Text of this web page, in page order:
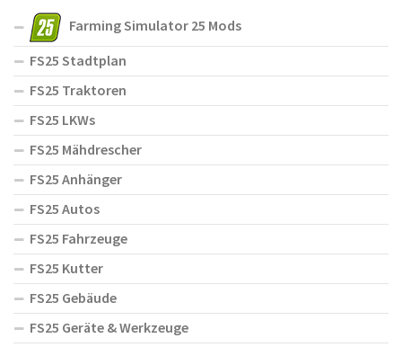
Farming Simulator 25 Mods
FS25 Stadtplan
FS25 Traktoren
FS25 LKWs
FS25 Mähdrescher
FS25 Anhänger
FS25 Autos
FS25 Fahrzeuge
FS25 Kutter
FS25 Gebäude
FS25 Geräte & Werkzeuge